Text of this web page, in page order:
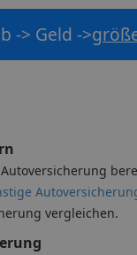
-> Geld ->
vergleichen.